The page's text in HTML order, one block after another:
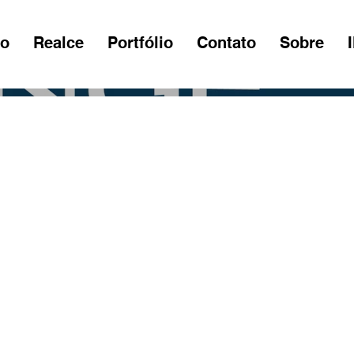
Realce Portfólio Contato Sobre